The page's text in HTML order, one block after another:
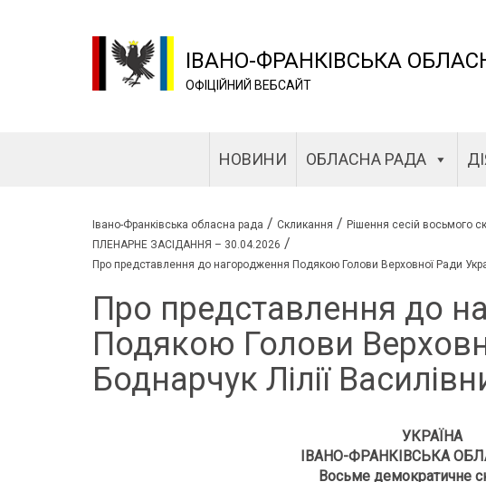
ІВАНО-ФРАНКІВСЬКА
ОФІЦІЙНИЙ ВЕБСАЙТ
НОВИНИ ОБЛАСНА РАДА
Івано-Франківська обласна рада / Скликання / Рішення сесій восьмого
ПЛЕНАРНЕ ЗАСІДАННЯ – 30.04.2026 /
Про представлення до нагородження Подякою Голови Верховної Ради
Про представлення до
Подякою Голови
Боднарчук Лілії
УКРАЇНА
ІВАНО-ФРАНКІВСЬКА
Восьме демократичне